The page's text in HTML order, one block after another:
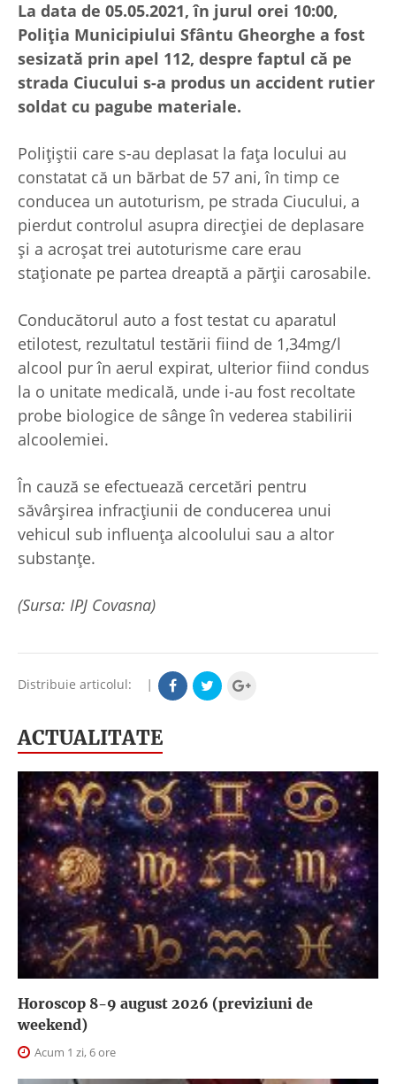
La data de 05.05.2021, în jurul orei 10:00,
Poliția Municipiului Sfântu Gheorghe a fost
sesizată prin apel 112, despre faptul că pe
strada Ciucului s-a produs un accident rutier
soldat cu pagube materiale.
Polițiștii care s-au deplasat la fața locului au
constatat că un bărbat de 57 ani, în timp ce
conducea un autoturism, pe strada Ciucului, a
pierdut controlul asupra direcției de deplasare
și a acroșat trei autoturisme care erau
staționate pe partea dreaptă a părții carosabile.
Conducătorul auto a fost testat cu aparatul
etilotest, rezultatul testării fiind de 1,34mg/l
alcool pur în aerul expirat, ulterior fiind condus
la o unitate medicală, unde i-au fost recoltate
probe biologice de sânge în vederea stabilirii
alcoolemiei.
În cauză se efectuează cercetări pentru
săvârşirea infracțiunii de conducerea unui
vehicul sub influența alcoolului sau a altor
substanțe.
(Sursa: IPJ Covasna)
Distribuie articolul: |
ACTUALITATE
Horoscop 8-9 august 2026 (previziuni de
weekend)
Acum 1 zi, 6 ore